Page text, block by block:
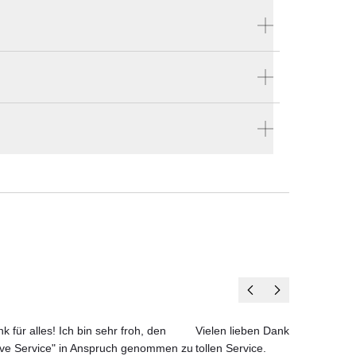
für alles! Ich bin sehr froh, den
Service" in Anspruch genommen zu
Vielen lieben Dank für das
tollen Service.